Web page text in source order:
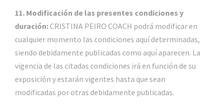
11. Modificación de las presentes condiciones y
duración:CRISTINA PEIRO COACH podrá modificar en
cualquier momento las condiciones aquí determinadas,
siendo debidamente publicadas como aquí aparecen. La
vigencia de las citadas condiciones irá en función de su
exposición y estarán vigentes hasta que sean
modificadas por otras debidamente publicadas.